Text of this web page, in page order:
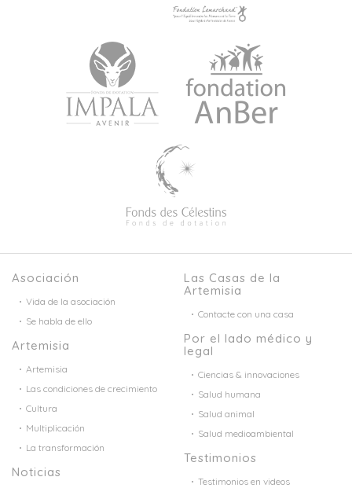
Asociación
Vida de la asociación
Se habla de ello
Artemisia
Artemisia
Las condiciones de crecimiento
Cultura
Multiplicación
La transformación
Noticias
Las Casas de la
Artemisia
Contacte con una casa
Por el lado médico y
legal
Ciencias & innovaciones
Salud humana
Salud animal
Salud medioambiental
Testimonios
Testimonios en videos